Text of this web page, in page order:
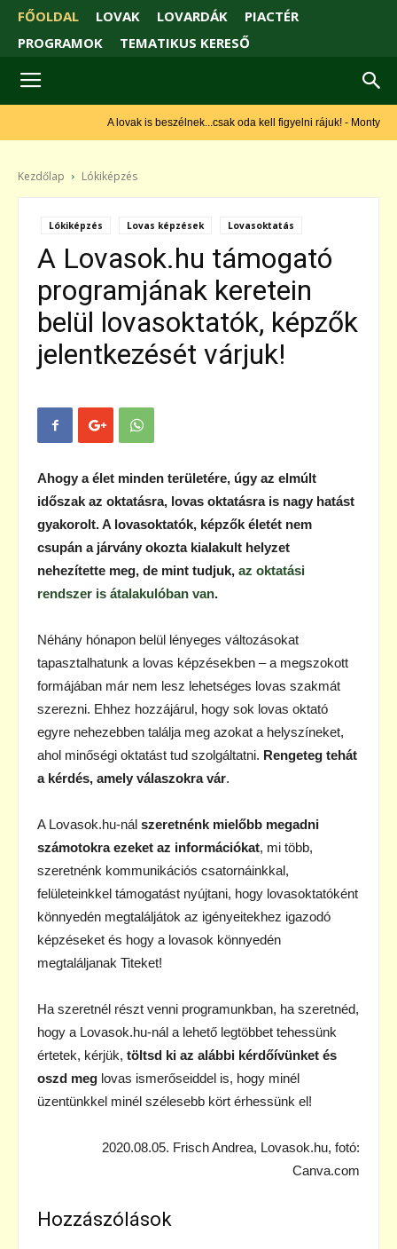
FŐOLDAL LOVAK LOVARDÁK
PIACTÉR
PROGRAMOK
TEMATIKUS KERESŐ
A lovak is beszélnek...csak oda kell figyelni rájuk! - Monty Roberts
Kezdőlap Lókiképzés
Lókiképzés Lovas képzések Lovasoktatás
A Lovasok.hu támogató
programjának keretein
belül lovasoktatók, képzők
jelentkezését várjuk!
Ahogy a élet minden területére, úgy az elmúlt
időszak az oktatásra, lovas oktatásra is nagy hatást
gyakorolt. A lovasoktatók, képzők életét nem
csupán a járvány okozta kialakult helyzet
nehezítette meg, de mint tudjuk, az oktatási
rendszer is átalakulóban van.
Néhány hónapon belül lényeges változásokat
tapasztalhatunk a lovas képzésekben – a megszokott
formájában már nem lesz lehetséges lovas szakmát
szerezni. Ehhez hozzájárul, hogy sok lovas oktató
egyre nehezebben találja meg azokat a helyszíneket,
ahol minőségi oktatást tud szolgáltatni. Rengeteg tehát
a kérdés, amely válaszokra vár.
A Lovasok.hu-nál szeretnénk mielőbb megadni
számotokra ezeket az információkat, mi több,
szeretnénk kommunikációs csatornáinkkal,
felületeinkkel támogatást nyújtani, hogy lovasoktatóként
könnyedén megtaláljátok az igényeitekhez igazodó
képzéseket és hogy a lovasok könnyedén
megtaláljanak Titeket!
Ha szeretnél részt venni programunkban, ha szeretnéd,
hogy a Lovasok.hu-nál a lehető legtöbbet tehessünk
értetek, kérjük, töltsd ki az alábbi kérdőívünket és
oszd meg lovas ismerőseiddel is, hogy minél
üzentünkkel minél szélesebb kört érhessünk el!
2020.08.05. Frisch Andrea, Lovasok.hu, fotó:
Canva.com
Hozzászólások